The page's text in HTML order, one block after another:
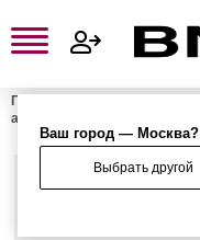
Ваш город — Москва?
Выбрать другой
Главная
аксессуары